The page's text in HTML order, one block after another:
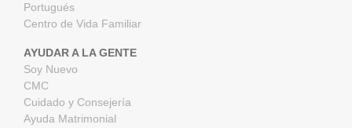
Portugués
Centro de Vida Familiar
AYUDAR A LA GENTE
Soy Nuevo
CMC
Cuidado y Consejería
Ayuda Matrimonial